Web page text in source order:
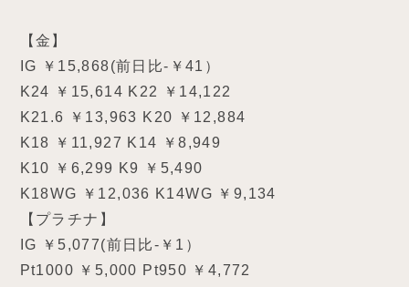
【金】
IG ￥15,868(前日比-￥41）
K24 ￥15,614 K22 ￥14,122
K21.6 ￥13,963 K20 ￥12,884
K18 ￥11,927 K14 ￥8,949
K10 ￥6,299 K9 ￥5,490
K18WG ￥12,036 K14WG ￥9,134
【プラチナ】
IG ￥5,077(前日比-￥1）
Pt1000 ￥5,000 Pt950 ￥4,772